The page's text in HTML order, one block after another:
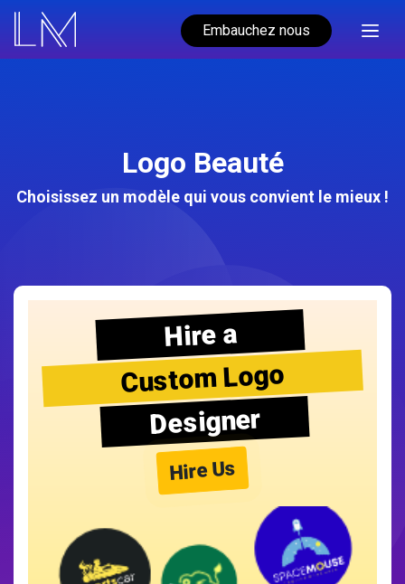
Embauchez nous
Logo Beauté
Choisissez un modèle qui vous convient le mieux !
Hire a
Custom Logo
Designer
Hire Us